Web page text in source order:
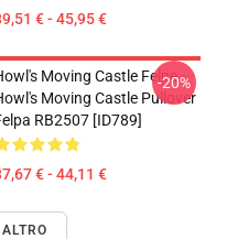
€ - 45,95 €
Moving Castle Felpe -
Moving Castle Pullover
RB2507 [ID789]
€ - 44,11 €
-20%